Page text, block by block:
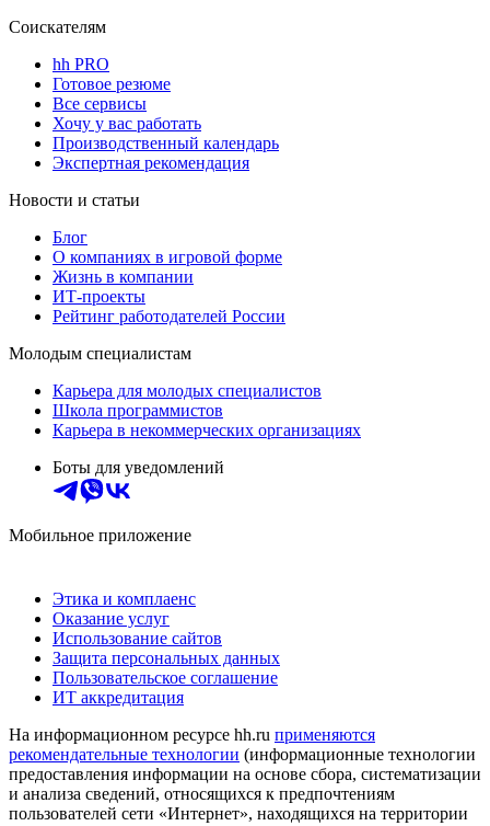
Соискателям
hh PRO
Готовое резюме
Все сервисы
Хочу у вас работать
Производственный календарь
Экспертная рекомендация
Новости и статьи
Блог
О компаниях в игровой форме
Жизнь в компании
ИТ-проекты
Рейтинг работодателей России
Молодым специалистам
Карьера для молодых специалистов
Школа программистов
Карьера в некоммерческих организациях
Боты для уведомлений
Мобильное приложение
Этика и комплаенс
Оказание услуг
Использование сайтов
Защита персональных данных
Пользовательское соглашение
ИТ аккредитация
На информационном ресурсе hh.ru применяются
рекомендательные технологии (информационные технологии
предоставления информации на основе сбора, систематизации
и анализа сведений, относящихся к предпочтениям
пользователей сети «Интернет», находящихся на территории